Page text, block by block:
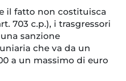
il fatto non costituisca
703 c.p.), i trasgressori
sanzione
che va da un
a un massimo di euro